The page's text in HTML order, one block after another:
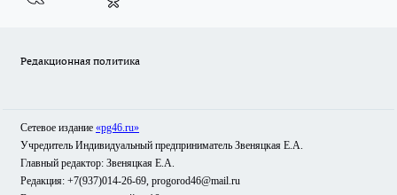
Редакционная политика
Сетевое издание «pg46.ru»
Учредитель Индивидуальный предприниматель Звеняцкая Е.А.
Главный редактор: Звеняцкая Е.А.
Редакция: +7(937)014-26-69, progorod46@mail.ru